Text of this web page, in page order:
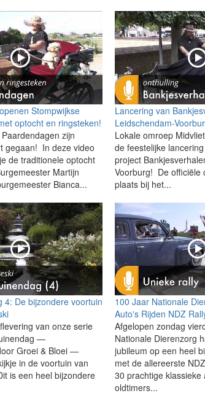
Stompwijkse
optocht en ringsteken!
zijn
gegaan! In deze video
de traditionele optocht
Martijn
Bianca...
Lancering van
Leidschendam-
Lokale omroep
de feestelijke
project
Voorburg! De officiële
plaats bij het...
4: De bijzondere voortuin
van onze serie
—
Groei & Bloei —
in de voortuin van
is een heel bijzondere
100 Jaar Nationale
Auto's Rijden NDZ
Afgelopen zondag
Nationale Dierenzorg
jubileum op een heel
met de allereerste
30 prachtige klassieke
oldtimers...